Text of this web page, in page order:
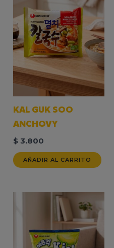
KAL GUK SOO
ANCHOVY
$ 3.800
AÑADIR AL CARRITO